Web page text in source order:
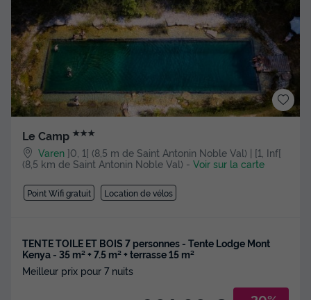
Le Camp ★★★
Varen ]0, 1[ (8,5 m de Saint Antonin Noble Val) | [1, Inf[
(8,5 km de Saint Antonin Noble Val) - Voir sur la carte
Point Wifi gratuit Location de vélos
TENTE TOILE ET BOIS 7 personnes - Tente Lodge Mont
Kenya - 35 m² + 7.5 m² + terrasse 15 m²
Meilleur prix pour 7 nuits